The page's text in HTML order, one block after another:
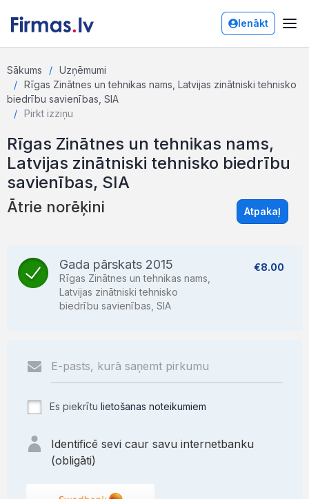
Ienākt
Sākums
Uzņēmumi
Rīgas Zinātnes un tehnikas nams, Latvijas zinātniski tehnisko
biedrību savienības, SIA
Pirkt izziņu
Rīgas Zinātnes un tehnikas nams,
Latvijas zinātniski tehnisko biedrību
savienības, SIA
Ātrie norēķini Atpakaļ
Gada pārskats 2015
Rīgas Zinātnes un tehnikas nams,
Latvijas zinātniski tehnisko
biedrību savienības, SIA
€8.00
Es piekrītu lietošanas noteikumiem
Identificē sevi caur savu internetbanku
(obligāti)